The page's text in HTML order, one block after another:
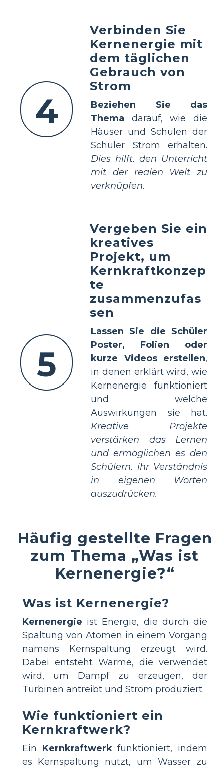
4
Verbinden Sie
Kernenergie mit
dem täglichen
Gebrauch von
Strom
Beziehen Sie das
Thema darauf, wie die
Häuser und Schulen der
Schüler Strom erhalten.
Dies hilft, den Unterricht
mit der realen Welt zu
verknüpfen.
5
Vergeben Sie ein
kreatives
Projekt, um
Kernkraftkonzep
te
zusammenzufas
sen
Lassen Sie die Schüler
Poster, Folien oder
kurze Videos erstellen,
in denen erklärt wird, wie
Kernenergie funktioniert
und welche
Auswirkungen sie hat.
Kreative Projekte
verstärken das Lernen
und ermöglichen es den
Schülern, ihr Verständnis
in eigenen Worten
auszudrücken.
Häufig gestellte Fragen
zum Thema „Was ist
Kernenergie?“
Was ist Kernenergie?
Kernenergie ist Energie, die durch die
Spaltung von Atomen in einem Vorgang
namens Kernspaltung erzeugt wird.
Dabei entsteht Wärme, die verwendet
wird, um Dampf zu erzeugen, der
Turbinen antreibt und Strom produziert.
Wie funktioniert ein
Kernkraftwerk?
Ein Kernkraftwerkfunktioniert, indem
es Kernspaltung nutzt, um Wasser zu